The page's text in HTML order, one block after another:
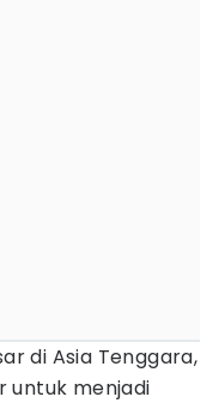
di Asia Tenggara,
untuk menjadi